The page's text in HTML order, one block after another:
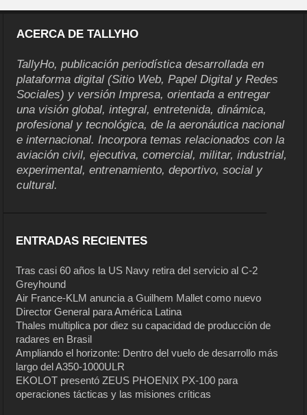
ACERCA DE TALLYHO
TallyHo, publicación periodística desarrollada en
plataforma digital (Sitio Web, Papel Digital y Redes
Sociales) y versión Impresa, orientada a entregar
una visión global, integral, entretenida, dinámica,
profesional y tecnológica, de la aeronáutica nacional
e internacional. Incorpora temas relacionados con la
aviación civil, ejecutiva, comercial, militar, industrial,
experimental, entrenamiento, deportivo, social y
cultural.
ENTRADAS RECIENTES
Tras casi 60 años la US Navy retira del servicio al C-2
Greyhound
Air France-KLM anuncia a Guilhem Mallet como nuevo
Director General para América Latina
Thales multiplica por diez su capacidad de producción de
radares en Brasil
Ampliando el horizonte: Dentro del vuelo de desarrollo más
largo del A350-1000ULR
EKOLOT presentó ZEUS PHOENIX PX-100 para
operaciones tácticas y las misiones críticas